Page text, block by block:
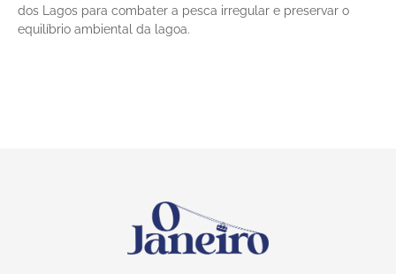
dos Lagos para combater a pesca irregular e preservar o
equilíbrio ambiental da lagoa.